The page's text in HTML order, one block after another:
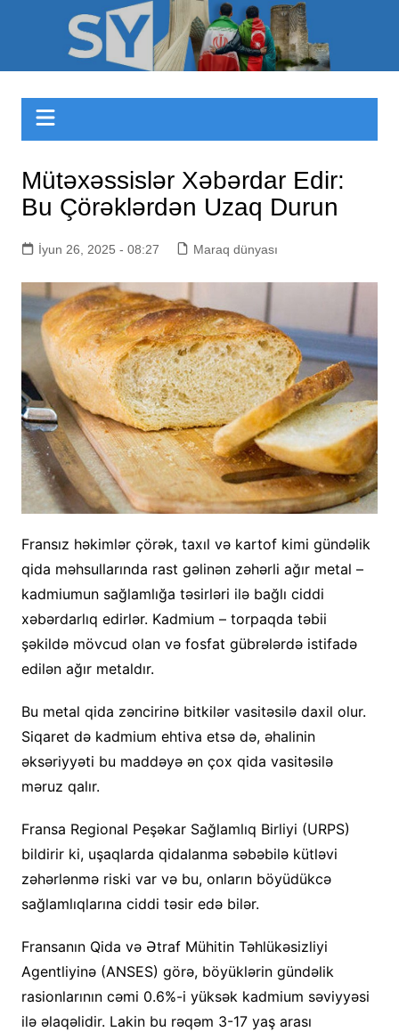
Sizinyol.org
Mütəxəssislər Xəbərdar Edir:
Bu Çörəklərdən Uzaq Durun
İyun 26, 2025 - 08:27 Maraq dünyası
Fransız həkimlər çörək, taxıl və kartof kimi gündəlik
qida məhsullarında rast gəlinən zəhərli ağır metal –
kadmiumun sağlamlığa təsirləri ilə bağlı ciddi
xəbərdarlıq edirlər. Kadmium – torpaqda təbii
şəkildə mövcud olan və fosfat gübrələrdə istifadə
edilən ağır metaldır.
Bu metal qida zəncirinə bitkilər vasitəsilə daxil olur.
Siqaret də kadmium ehtiva etsə də, əhalinin
əksəriyyəti bu maddəyə ən çox qida vasitəsilə
məruz qalır.
Fransa Regional Peşəkar Sağlamlıq Birliyi (URPS)
bildirir ki, uşaqlarda qidalanma səbəbilə kütləvi
zəhərlənmə riski var və bu, onların böyüdükcə
sağlamlıqlarına ciddi təsir edə bilər.
Fransanın Qida və Ətraf Mühitin Təhlükəsizliyi
Agentliyinə (ANSES) görə, böyüklərin gündəlik
rasionlarının cəmi 0.6%-i yüksək kadmium səviyyəsi
ilə əlaqəlidir. Lakin bu rəqəm 3-17 yaş arası